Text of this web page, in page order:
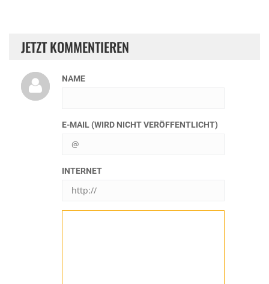
JETZT KOMMENTIEREN
NAME
E-MAIL (WIRD NICHT VERÖFFENTLICHT)
INTERNET